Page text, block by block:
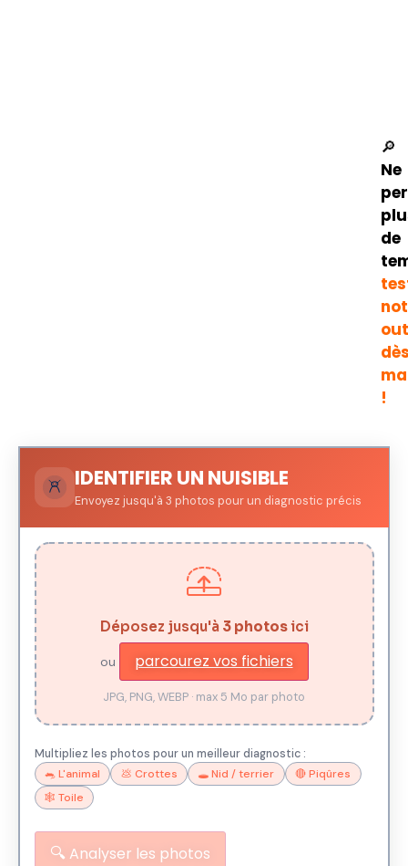
🔎
Ne
de
!
IDENTIFIER UN NUISIBLE
Envoyez jusqu'à 3 photos pour un diagnostic précis
Déposez jusqu'à 3 photosici
ou parcourez vos fichiers
JPG, PNG, WEBP · max 5 Mo par photo
Multipliez les photos pour un meilleur diagnostic :
🐀 L'animal
💩 Crottes 🕳️ Nid / terrier
🔴 Piqûres
🕸️ Toile
🔍 Analyser les photos